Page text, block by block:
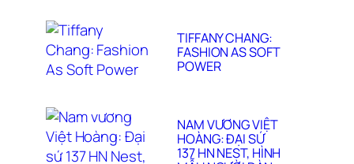
TIFFANY CHANG:
FASHION AS SOFT
POWER
NAM VƯƠNG VIỆT
HOÀNG: ĐẠI SỨ
137 HN NEST, HÌNH